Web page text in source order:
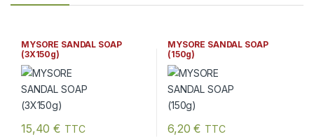
MYSORE SANDAL SOAP
(3X150g)
15,40€ TTC
MYSORE SANDAL SOAP
(150g)
6,20€ TTC